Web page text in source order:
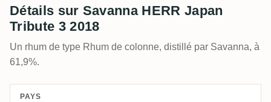
Détails sur Savanna HERR Japan
Tribute 3 2018
Un rhum de type Rhum de colonne, distillé par Savanna, à
61,9%.
PAYS